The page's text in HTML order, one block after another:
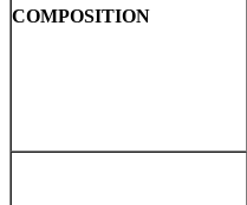
COMPOSITION